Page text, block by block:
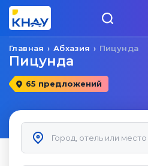
Пицунда
Абхазия
Главная
Пицунда
65 предложений